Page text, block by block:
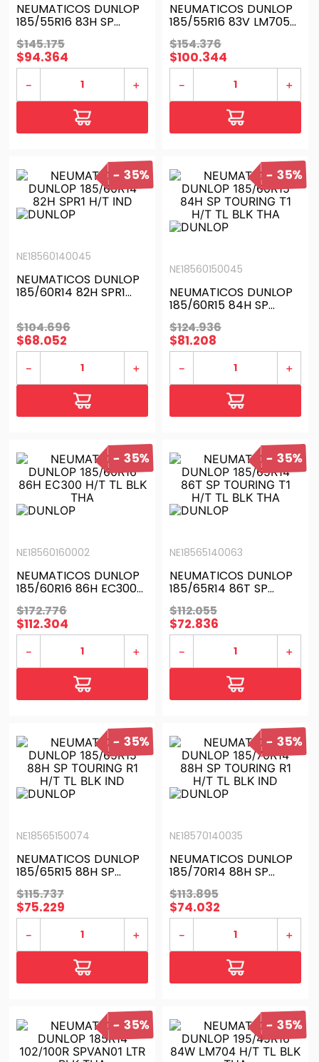
NEUMATICOS DUNLOP
185/55R16 83H SP
TOURING R1 H/T TL BLK
THA
$145.175
$94.364
＋
－
NEUMATICOS DUNLOP
185/55R16 83V LM705
H/T TL BLK THA
$154.376
$100.344
＋
－
35%
NE18560140045
NEUMATICOS DUNLOP
185/60R14 82H SPR1
$104.696
$68.052
＋
－
35%
NE18560150045
NEUMATICOS DUNLOP
185/60R15 84H SP
TOURING T1 H/T TL BLK
THA
$124.936
$81.208
＋
－
35%
NE18560160002
NEUMATICOS DUNLOP
185/60R16 86H EC300
H/T TL BLK THA
$172.776
$112.304
＋
－
35%
NE18565140063
NEUMATICOS DUNLOP
185/65R14 86T SP
TOURING T1 H/T TL BLK
THA
$112.055
$72.836
＋
－
35%
NE18565150074
NEUMATICOS DUNLOP
185/65R15 88H SP
TOURING R1 H/T TL BLK
IND
$115.737
$75.229
＋
－
35%
NE18570140035
NEUMATICOS DUNLOP
185/70R14 88H SP
TOURING R1 H/T TL BLK
IND
$113.895
$74.032
＋
－
35% 35%